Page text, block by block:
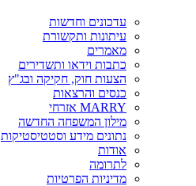
עדכונים וחדשות
עיתונות ותקשורת
מאמרים
כתבות וידאו ותשדירים
הצעות חוק, חקיקה ובג"ץ
כנסים והרצאות
MARRY אזרחי
מילון המשפחה החדשה
נתונים מידע וסטטיסטיקות
אודות
לתרומה
מדיניות הפרטיות